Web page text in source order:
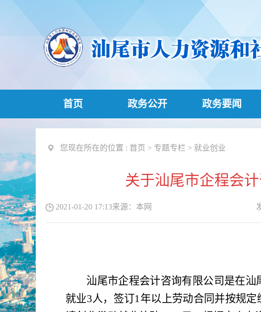
首页 政务公开 政务要闻
您现在所在的位置 : 首页 > 专题专栏 > 就业创业
关于汕尾市企程会
2021-01-20 17:13来源： 本网
汕尾市企程会计咨询有限公司是在汕
就业3人，签订1年以上劳动合同并按规定